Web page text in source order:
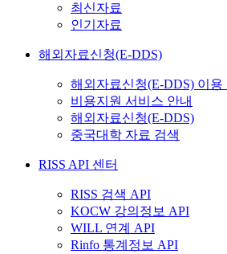
최신자료
인기자료
해외자료신청(E-DDS)
해외자료신청(E-DDS) 이용
비용지원 서비스 안내
해외자료신청(E-DDS)
중국대학 자료 검색
RISS API 센터
RISS 검색 API
KOCW 강의정보 API
WILL 연계 API
Rinfo 통계정보 API